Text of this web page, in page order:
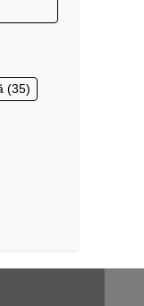
(35)